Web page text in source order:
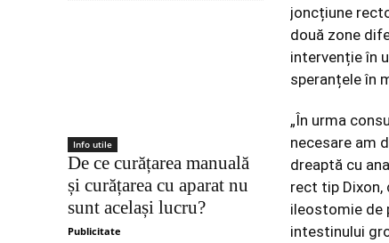
Info utile
De ce curățarea manuală
și curățarea cu aparat nu
sunt același lucru?
Publicitate
joncțiune
două zone
intervenție în
speranțele în
„În urma
necesare am
dreaptă cu
rect tip
ileostomie de
intestinului